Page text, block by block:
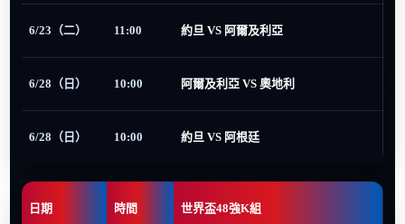
6/23（二） 11:00 約旦 VS 阿爾及利亞
6/28（日） 10:00 阿爾及利亞 VS 奧地利
6/28（日） 10:00 約旦 VS 阿根廷
日期 時間 世界盃48強K組